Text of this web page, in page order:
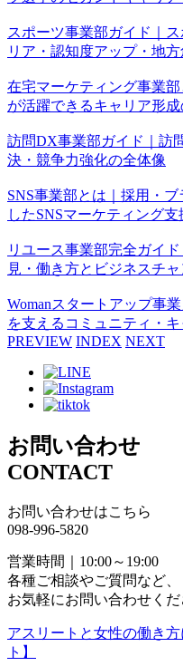
スポーツ事業部ガイド｜
リア・認知度アップ・地
在宅マーケティング事業
が活躍できるキャリア形
訪問DX事業部ガイド｜訪
決・競争力強化の全体像
SNS事業部とは｜採用・
したSNSマーケティング支
リユース事業部完全ガイ
見・働き方とビジネスチ
Womanスタートアップ事
を支えるコミュニティ・
PREVIEW INDEX NEXT
お問い合わせ
CONTACT
お問い合わせはこちら
098-996-5820
営業時間｜10:00～19:00
各種ご相談やご質問など、
お気軽にお問い合わせくだ
アスリートと女性の働き
ト】